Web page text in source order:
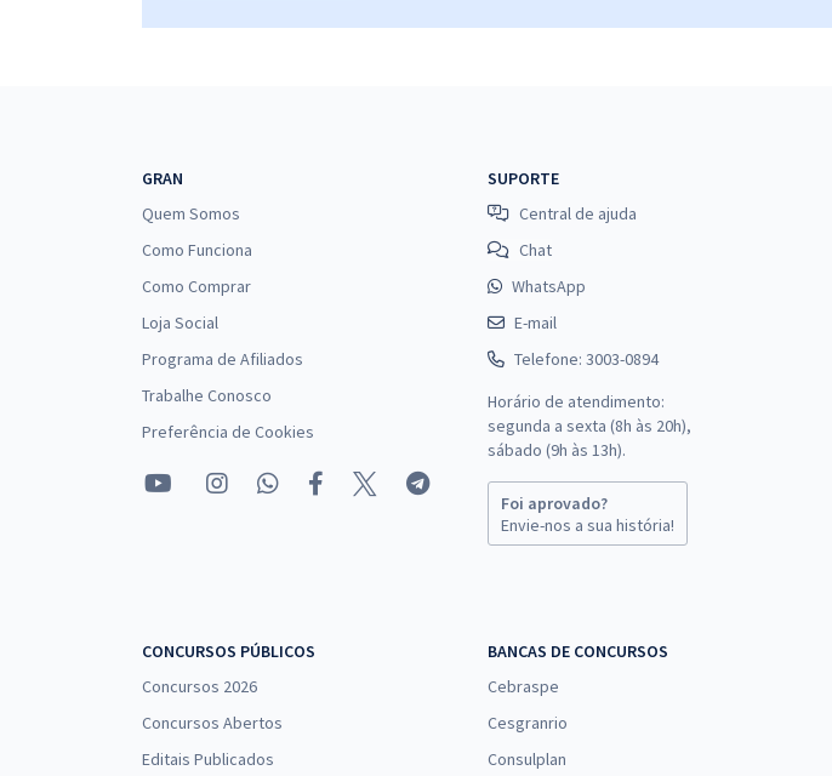
GRAN
Quem Somos
Como Funciona
Como Comprar
Loja Social
Programa de Afiliados
Trabalhe Conosco
Preferência de Cookies
SUPORTE
Central de ajuda
Chat
WhatsApp
E-mail
Telefone: 3003-0894
Horário de atendimento:
segunda a sexta (8h às 20h),
sábado (9h às 13h).
Foi aprovado?
Envie-nos a sua história!
CONCURSOS PÚBLICOS
Concursos 2026
Concursos Abertos
Editais Publicados
BANCAS DE CONCURSOS
Cebraspe
Cesgranrio
Consulplan